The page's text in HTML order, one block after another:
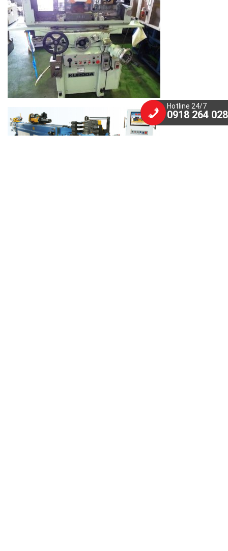
Hotline 24/7
0918 264 028